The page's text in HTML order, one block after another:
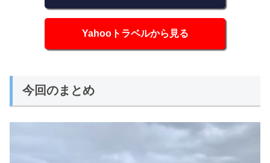
Yahooトラベルから見る
今回のまとめ